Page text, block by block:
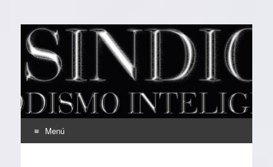
EL SINDICAL
Periodismo Inteligente
Menú